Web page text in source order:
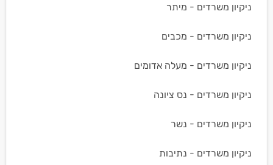
ניקיון משרדים - מיתר
ניקיון משרדים - מכבים
ניקיון משרדים - מעלה אדומים
ניקיון משרדים - נס ציונה
ניקיון משרדים - נשר
ניקיון משרדים - נתיבות